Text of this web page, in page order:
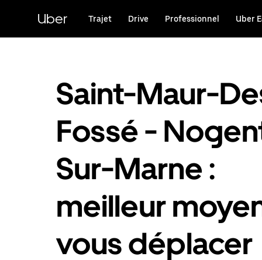
principal
Uber Trajet Drive Professionnel Uber
Saint-Maur-
Fossé -
Sur-Marne :
meilleur
vous déplacer